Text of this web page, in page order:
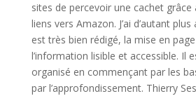
sites de percevoir une cachet grâce
liens vers Amazon. J’ai d’autant
est très bien rédigé, la mise en
l’information lisible et accessible. Il
organisé en commençant par les
par l’approfondissement. Thierry